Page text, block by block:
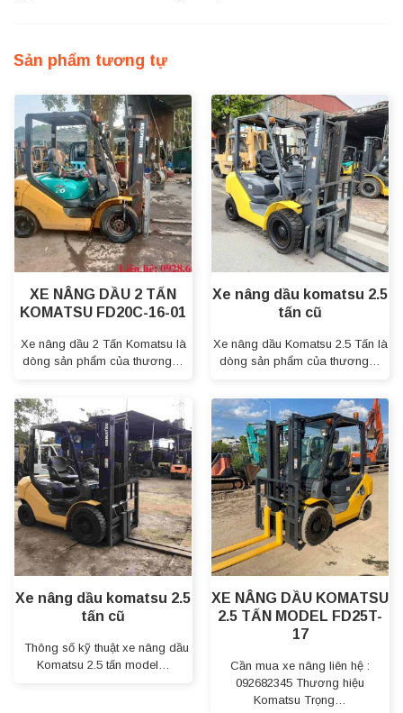
Sản phẩm tương tự
XE NÂNG DẦU 2 TẤN
KOMATSU FD20C-16-01
Xe nâng dầu 2 Tấn Komatsu là
dòng sản phẩm của thương…
Xe nâng dầu komatsu 2.5
tấn cũ
Xe nâng dầu Komatsu 2.5 Tấn là
dòng sản phẩm của thương…
Xe nâng dầu komatsu 2.5
tấn cũ
Thông số kỹ thuật xe nâng dầu
Komatsu 2.5 tấn model…
XE NÂNG DẦU KOMATSU
2.5 TẤN MODEL FD25T-
17
Cần mua xe nâng liên hệ :
092682345 Thương hiệu
Komatsu Trọng…